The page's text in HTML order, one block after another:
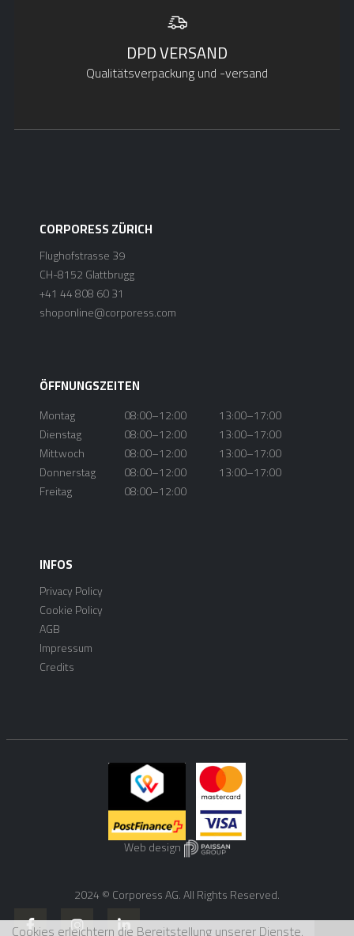
DPD VERSAND
Qualitätsverpackung und -versand
CORPORESS ZÜRICH
Flughofstrasse 39
CH-8152 Glattbrugg
+41 44 808 60 31
shoponline@corporess.com
ÖFFNUNGSZEITEN
Montag 08:00–12:00
13:00–17:00
Dienstag
08:00–12:00
13:00–17:00
Mittwoch
08:00–12:00
13:00–17:00
Donnerstag
08:00–12:00
13:00–17:00
Freitag
08:00–12:00
INFOS
Privacy Policy
Cookie Policy
AGB
Impressum
Credits
Web design
2024 © Corporess AG. All Rights Reserved.
Cookies erleichtern die Bereitstellung unserer Dienste.